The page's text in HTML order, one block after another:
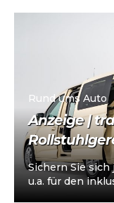
Rund ums Auto
Anzeige |
Sichern Sie
u.a. für den